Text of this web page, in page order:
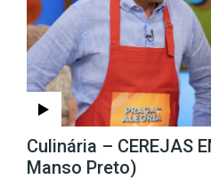
Culinária – CEREJAS
Manso Preto)